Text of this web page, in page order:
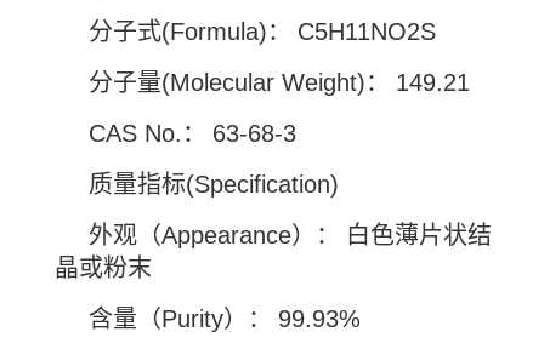
分子式(Formula)： C5H11NO2S
分子量(Molecular Weight)： 149.21
CAS No. ： 63-68-3
质量指标(Specification)
外观（Appearance）： 白色薄片状结
晶或粉末
含量（Purity）： 99.93%